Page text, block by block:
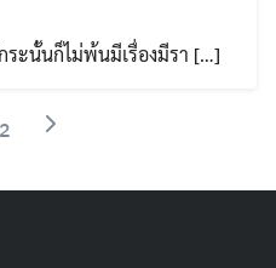
ะนั้นก็ไม่พ้นมีเรื่องมีรา […]
2